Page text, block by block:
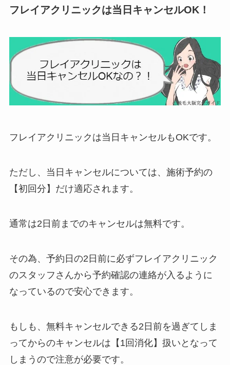
フレイアクリニックは当日キャンセルOK！
フレイアクリニックは当日キャンセルもOKです。
ただし、当日キャンセルについては、施術予約の
【初回分】だけ適応されます。
通常は2日前までのキャンセルは無料です。
その為、予約日の2日前に必ずフレイアクリニック
のスタッフさんから予約確認の連絡が入るように
なっているので安心できます。
もしも、無料キャンセルできる2日前を過ぎてしま
ってからのキャンセルは【1回消化】扱いとなって
しまうので注意が必要です。